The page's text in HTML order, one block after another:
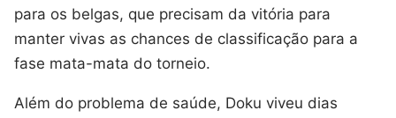
para os belgas, que precisam da vitória para
manter vivas as chances de classificação para a
fase mata-mata do torneio.
Além do problema de saúde, Doku viveu dias